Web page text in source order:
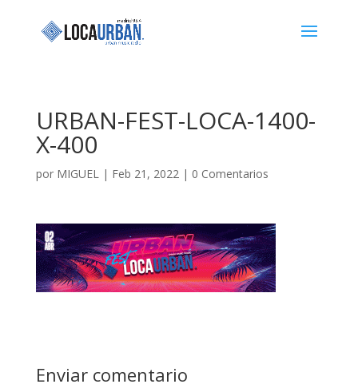
URBAN-FEST-LOCA-1400-
X-400
por MIGUEL| Feb 21, 2022| 0 Comentarios
Enviar comentario